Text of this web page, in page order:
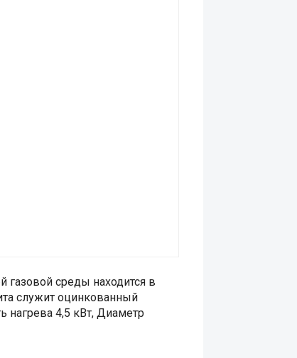
газовой среды находится в
служит оцинкованный
нагрева 4,5 кВт, Диаметр